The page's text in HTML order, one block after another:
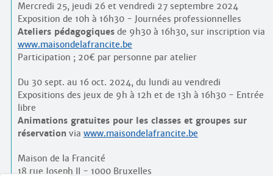
Mercredi 25, jeudi 26 et vendredi 27 septembre 2024
Exposition de 10h à 16h30 - Journées professionnelles
Ateliers pédagogiquesde 9h30 à 16h30, sur inscription via
www.maisondelafrancite.be
Participation ; 20€ par personne par atelier
Du 30 sept. au 16 oct. 2024, du lundi au vendredi
Expositions des jeux de 9h à 12h et de 13h à 16h30 - Entrée
libre
Animations gratuites pour les classes et groupes sur
réservation via www.maisondelafrancite.be
Maison de la Francité
18 rue Joseph II - 1000 Bruxelles